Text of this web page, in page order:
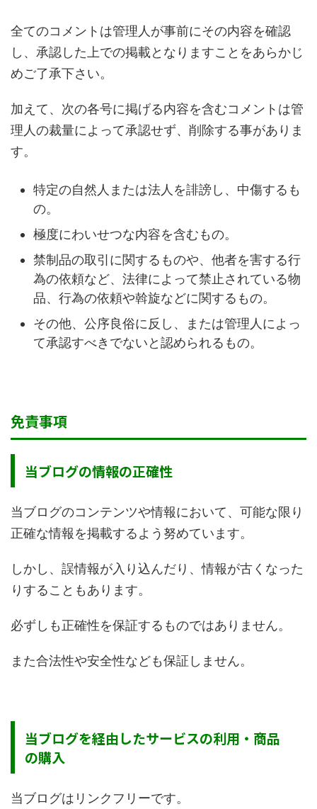
全てのコメントは管理人が事前にその内容を確認
し、承認した上での掲載となりますことをあらかじ
めご了承下さい。
加えて、次の各号に掲げる内容を含むコメントは管
理人の裁量によって承認せず、削除する事がありま
す。
特定の自然人または法人を誹謗し、中傷するも
の。
極度にわいせつな内容を含むもの。
禁制品の取引に関するものや、他者を害する行
為の依頼など、法律によって禁止されている物
品、行為の依頼や斡旋などに関するもの。
その他、公序良俗に反し、または管理人によっ
て承認すべきでないと認められるもの。
免責事項
当ブログの情報の正確性
当ブログのコンテンツや情報において、可能な限り
正確な情報を掲載するよう努めています。
しかし、誤情報が入り込んだり、情報が古くなった
りすることもあります。
必ずしも正確性を保証するものではありません。
また合法性や安全性なども保証しません。
当ブログを経由したサービスの利用・商品
の購入
当ブログはリンクフリーです。